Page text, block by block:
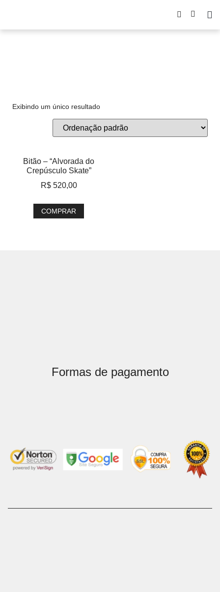
Exibindo um único resultado
Bitão – “Alvorada do
Crepúsculo Skate”
R$520,00
COMPRAR
Formas de pagamento